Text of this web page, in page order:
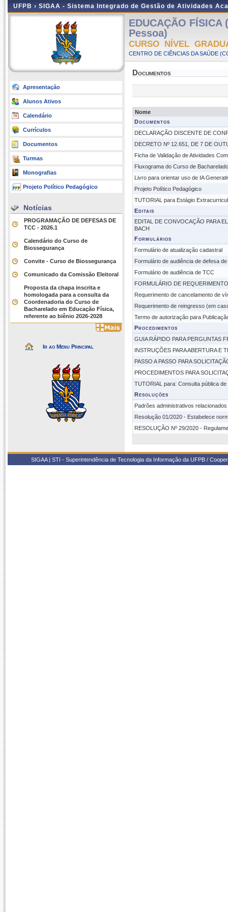
UFPB › SIGAA - Sistema Integrado de Gestão de Atividades
Apresentação
Alunos Ativos
Calendário
Currículos
Documentos
Turmas
Monografias
Projeto Político Pedagógico
Notícias
PROGRAMAÇÃO DE DEFESAS DE
TCC - 2026.1
Calendário do Curso de
Biossegurança
Convite - Curso de Biossegurança
Comunicado da Comissão Eleitoral
Proposta da chapa inscrita e
homologada para a consulta da
Coordenadoria do Curso de
Bacharelado em Educação Física,
referente ao biênio 2026-2028
Ir ao Menu Principal
EDUCAÇÃO
Pessoa)
CURSO NÍVEL
CENTRO DE CIÊNCIAS DA SAÚDE
Documentos
Nome
Documentos
DECLARAÇÃO DISCENTE DE
DECRETO Nº 12.651, DE 7 DE
Ficha de Validação de Atividades
Fluxograma do Curso de
Livro para orientar uso de IA
Projeto Político Pedagógico
TUTORIAL para Estágio
Editais
EDITAL DE CONVOCAÇÃO PARA
BACH
Formulários
Formulário de atualização cadastral
Formulário de audiência de defesa
Formulário de audiência de TCC
FORMULÁRIO DE
Requerimento de cancelamento de
Requerimento de reingresso (em
Termo de autorização para
Procedimentos
GUIA RÁPIDO PARA PERGUNTAS
INSTRUÇÕES PARA ABERTURA E
PASSO A PASSO PARA
PROCEDIMENTOS PARA
TUTORIAL para: Consulta pública
Resoluções
Padrões administrativos relacionados
Resolução 01/2020 - Estabelece
RESOLUÇÃO Nº 29/2020 -
SIGAA | STI - Superintendência de Tecnologia da Informação da UFPB /